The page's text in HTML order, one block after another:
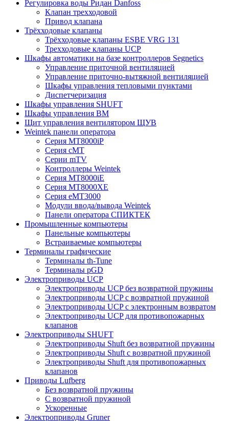
Регулировка воды Ридан Danfoss
Клапан трехходовой
Привод клапана
Трёхходовые клапаны
Трёхходовые клапаны ESBE VRG 131
Трехходовые клапаны UCP
Шкафы автоматики на базе контроллеров Segnetics
Управление приточной вентиляцией
Управление приточно-вытяжной вентиляцией
Шкафы управления тепловыми пунктами
Диспетчеризация
Шкафы управления SHUFT
Шкафы управления BM
Щит управления вентилятором ЩУВ
Weintek панели оператора
Серия MT8000iP
Серия cMT
Серии mTV
Контроллеры Weintek
Серия MT8000iE
Серия MT8000XE
Серия eMT3000
Модули ввода/вывода Weintek
Панели оператора СПИКТЕК
Промышленные компьютеры
Панельные компьютеры
Встраиваемые компьютеры
Терминалы графические
Терминалы th-Tune
Терминалы pGD
Электроприводы UCP
Электроприводы UCP без возвратной пружины
Электроприводы UCP с возвратной пружиной
Электроприводы UCP с электронным возвратом
Электроприводы UCP для противопожарных
клапанов
Электроприводы SHUFT
Электроприводы Shuft без возвратной пружины
Электроприводы Shuft с возвратной пружиной
Электроприводы Shuft для противопожарных
клапанов
Приводы Lufberg
Без возвратной пружины
С возвратной пружиной
Ускоренные
Электроприводы Gruner